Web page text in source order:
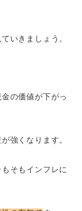
いきましょう。
の価値が下がっ
強くなります。
そもインフレに